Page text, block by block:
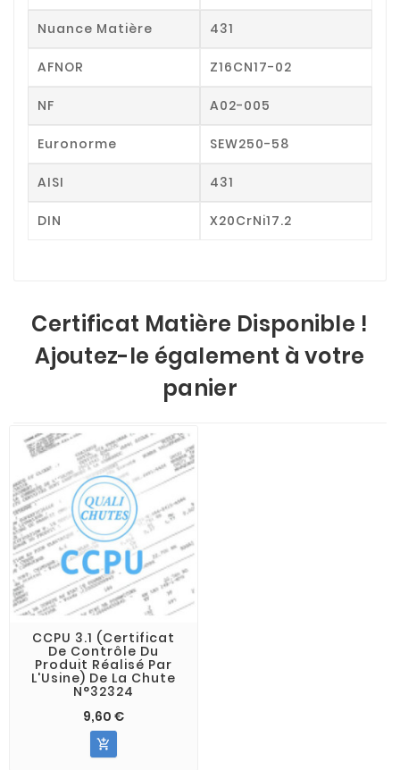
Nuance Matière 431
AFNOR Z16CN17-02
NF A02-005
Euronorme SEW250-58
AISI 431
DIN X20CrNi17.2
Certificat Matière Disponible !
Ajoutez-le également à votre
panier
CCPU 3.1 (Certificat
De Contrôle Du
Produit Réalisé Par
L'Usine) De La Chute
N°32324
9,60 €
